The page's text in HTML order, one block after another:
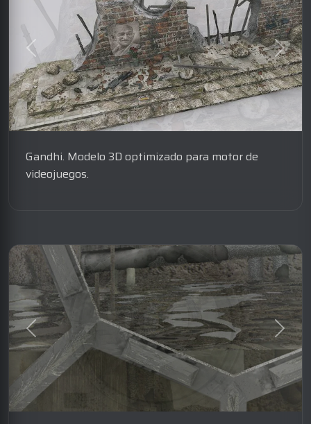
Gandhi. Modelo 3D optimizado para motor de
videojuegos.